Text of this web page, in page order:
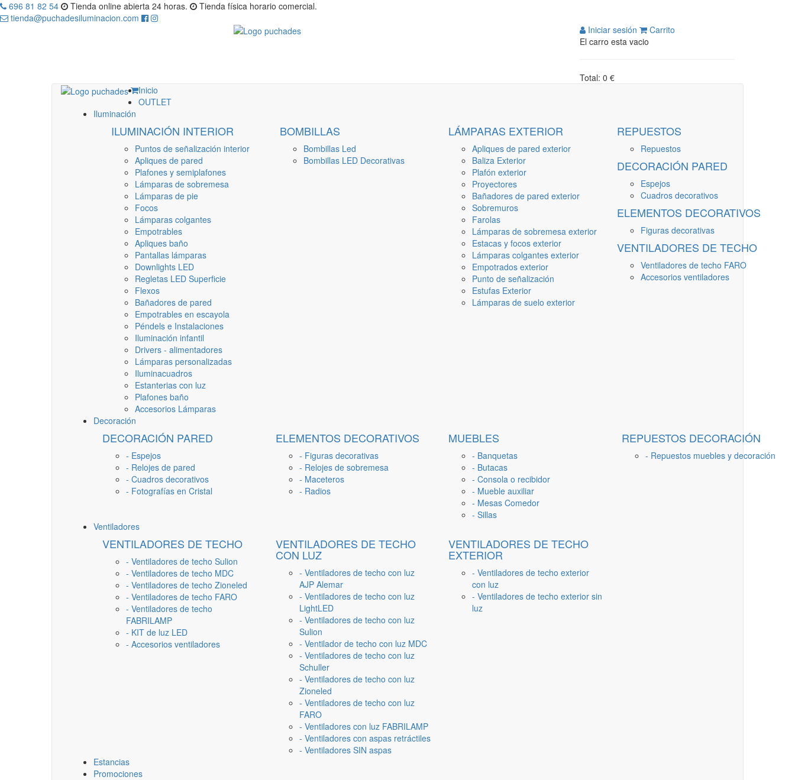
696 81 82 54 Tienda online abierta 24 horas.
Tienda física horario comercial.
tienda@puchadesiluminacion.com
Iniciar sesión
Carrito
El carro esta vacio
Total: 0 €
Inicio
OUTLET
Iluminación
ILUMINACIÓN INTERIOR
Puntos de señalización interior
Apliques de pared
Plafones y semiplafones
Lámparas de sobremesa
Lámparas de pie
Focos
Lámparas colgantes
Empotrables
Apliques baño
Pantallas lámparas
Downlights LED
Regletas LED Superficie
Flexos
Bañadores de pared
Empotrables en escayola
Péndels e Instalaciones
Iluminación infantil
Drivers - alimentadores
Lámparas personalizadas
Iluminacuadros
Estanterias con luz
Plafones baño
Accesorios Lámparas
BOMBILLAS
Bombillas Led
Bombillas LED Decorativas
LÁMPARAS EXTERIOR
Apliques de pared exterior
Baliza Exterior
Plafón exterior
Proyectores
Bañadores de pared exterior
Sobremuros
Farolas
Lámparas de sobremesa exterior
Estacas y focos exterior
Lámparas colgantes exterior
Empotrados exterior
Punto de señalización
Estufas Exterior
Lámparas de suelo exterior
REPUESTOS
Repuestos
DECORACIÓN PARED
Espejos
Cuadros decorativos
ELEMENTOS DECORATIVOS
Figuras decorativas
VENTILADORES DE TECHO
Ventiladores de techo FARO
Accesorios ventiladores
Decoración
DECORACIÓN PARED
- Espejos
- Relojes de pared
- Cuadros decorativos
- Fotografías en Cristal
ELEMENTOS DECORATIVOS
- Figuras decorativas
- Relojes de sobremesa
- Maceteros
- Radios
MUEBLES
- Banquetas
- Butacas
- Consola o recibidor
- Mueble auxiliar
- Mesas Comedor
- Sillas
REPUESTOS DECORACIÓN
- Repuestos muebles y decoración
Ventiladores
VENTILADORES DE TECHO
- Ventiladores de techo Sulion
- Ventiladores de techo MDC
- Ventiladores de techo Zioneled
- Ventiladores de techo FARO
- Ventiladores de techo
FABRILAMP
- KIT de luz LED
- Accesorios ventiladores
VENTILADORES DE TECHO
CON LUZ
- Ventiladores de techo con luz
AJP Alemar
- Ventiladores de techo con luz
LightLED
- Ventiladores de techo con luz
Sulion
- Ventilador de techo con luz MDC
- Ventiladores de techo con luz
Schuller
- Ventiladores de techo con luz
Zioneled
- Ventiladores de techo con luz
FARO
- Ventiladores con luz FABRILAMP
- Ventiladores con aspas retráctiles
- Ventiladores SIN aspas
VENTILADORES DE TECHO
EXTERIOR
- Ventiladores de techo exterior
con luz
- Ventiladores de techo exterior sin
luz
Estancias
Promociones